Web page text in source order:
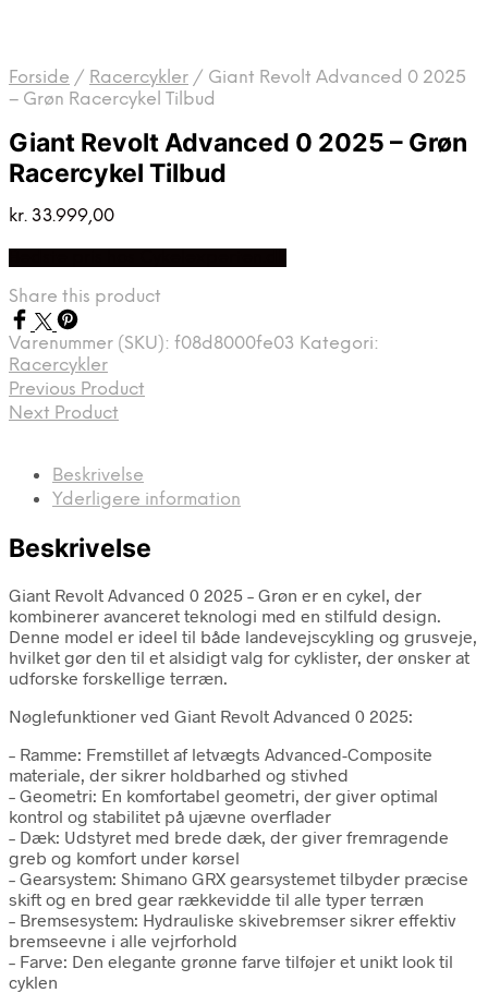
Forside / Racercykler / Giant Revolt Advanced 0 2025
– Grøn Racercykel Tilbud
Giant Revolt Advanced 0 2025 – Grøn
Racercykel Tilbud
kr. 33.999,00
Share this product
Varenummer (SKU): f08d8000fe03 Kategori:
Racercykler
Previous Product
Next Product
Beskrivelse
Yderligere information
Beskrivelse
Giant Revolt Advanced 0 2025 – Grøn er en cykel, der
kombinerer avanceret teknologi med en stilfuld design.
Denne model er ideel til både landevejscykling og grusveje,
hvilket gør den til et alsidigt valg for cyklister, der ønsker at
udforske forskellige terræn.
Nøglefunktioner ved Giant Revolt Advanced 0 2025:
– Ramme: Fremstillet af letvægts Advanced-Composite
materiale, der sikrer holdbarhed og stivhed
– Geometri: En komfortabel geometri, der giver optimal
kontrol og stabilitet på ujævne overflader
– Dæk: Udstyret med brede dæk, der giver fremragende
greb og komfort under kørsel
– Gearsystem: Shimano GRX gearsystemet tilbyder præcise
skift og en bred gear rækkevidde til alle typer terræn
– Bremsesystem: Hydrauliske skivebremser sikrer effektiv
bremseevne i alle vejrforhold
– Farve: Den elegante grønne farve tilføjer et unikt look til
cyklen